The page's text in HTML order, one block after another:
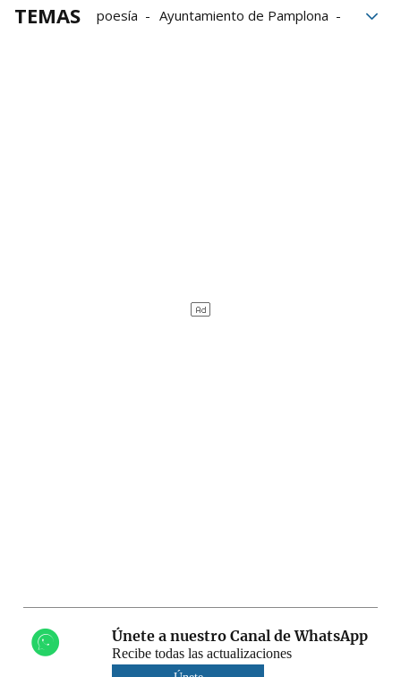
TEMAS poesía
Ayuntamiento de Pamplona
Únete a nuestro Canal de WhatsApp
Recibe todas las actualizaciones